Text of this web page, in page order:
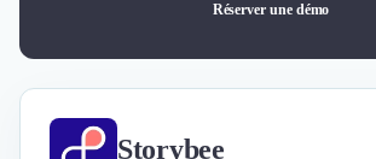
Réserver une démo
Storybee